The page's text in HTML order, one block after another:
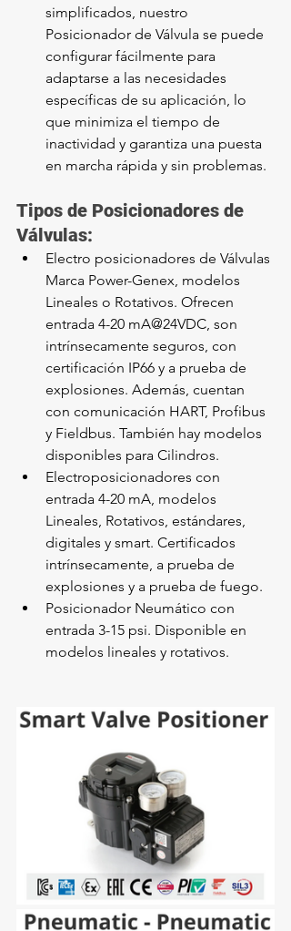
simplificados, nuestro
Posicionador de Válvula se puede
configurar fácilmente para
adaptarse a las necesidades
específicas de su aplicación, lo
que minimiza el tiempo de
inactividad y garantiza una puesta
en marcha rápida y sin problemas.
Tipos de Posicionadores de
Válvulas:
Electro posicionadores de Válvulas
Marca Power-Genex, modelos
Lineales o Rotativos. Ofrecen
entrada 4-20 mA@24VDC, son
intrínsecamente seguros, con
certificación IP66 y a prueba de
explosiones. Además, cuentan
con comunicación HART, Profibus
y Fieldbus. También hay modelos
disponibles para Cilindros.
Electroposicionadores con
entrada 4-20 mA, modelos
Lineales, Rotativos, estándares,
digitales y smart. Certificados
intrínsecamente, a prueba de
explosiones y a prueba de fuego.
Posicionador Neumático con
entrada 3-15 psi. Disponible en
modelos lineales y rotativos.